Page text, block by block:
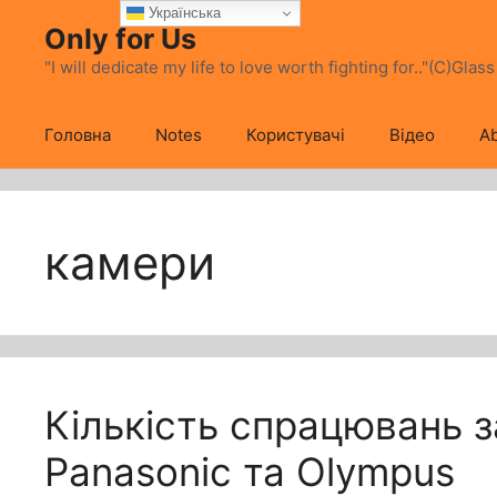
вмісту
Only for Us
"I will dedicate my life to love worth fighting
Головна Notes Користувачі Відео
камери
Кількість спрацювань
Panasonic та Olympus
Українська